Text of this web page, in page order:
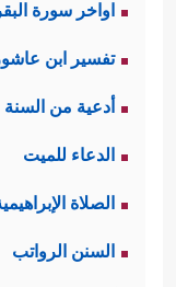
اواخر سورة
تفسير ابن
أدعية من السنة
الدعاء للميت
الصلاة
السنن الرواتب